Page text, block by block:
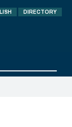
DIRECTORY